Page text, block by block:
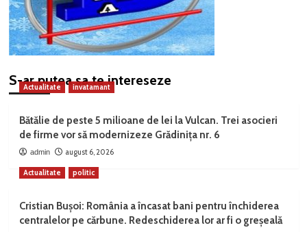
S-ar putea sa te intereseze
Actualitate invatamant
Bătălie de peste 5 milioane de lei la Vulcan. Trei asocieri
de firme vor să modernizeze Grădinița nr. 6
admin august 6, 2026
Actualitate politic
Cristian Bușoi: România a încasat bani pentru închiderea
centralelor pe cărbune. Redeschiderea lor ar fi o greșeală